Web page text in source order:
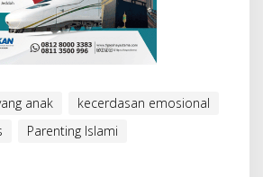
anak
kecerdasan emosional
Parenting Islami